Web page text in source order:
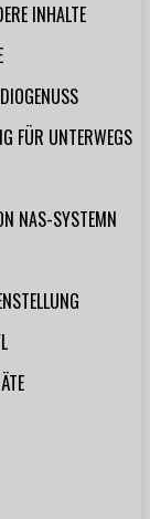
INHALTE
FÜR UNTERWEGS
NAS-SYSTEMN